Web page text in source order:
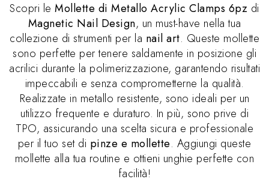
Scopri leMollette di Metallo Acrylic Clamps 6pz di
Magnetic Nail Design, un must-have nella tua
collezione di strumenti per la nail art. Queste mollette
sono perfette per tenere saldamente in posizione gli
acrilici durante la polimerizzazione, garantendo risultati
impeccabili e senza comprometterne la qualità.
Realizzate in metallo resistente, sono ideali per un
utilizzo frequente e duraturo. In più, sono prive di
TPO, assicurando una scelta sicura e professionale
per il tuo set di pinze e mollette. Aggiungi queste
mollette alla tua routine e ottieni unghie perfette con
facilità!